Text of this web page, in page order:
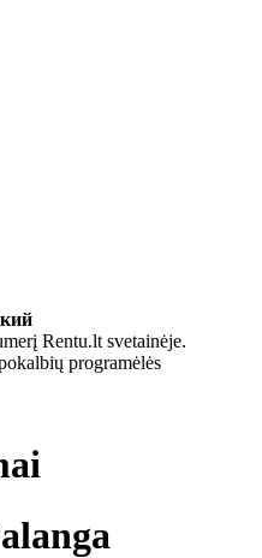
Rentu.lt svetainėje.
programėlės